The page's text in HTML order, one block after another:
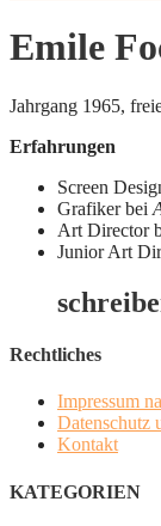
Emile
Jahrgang 1965,
Erfahrungen
Screen
Grafiker bei
Art Director
Junior Art
Rechtliches
Impressum
Datenschutz
Kontakt
KATEGORIEN